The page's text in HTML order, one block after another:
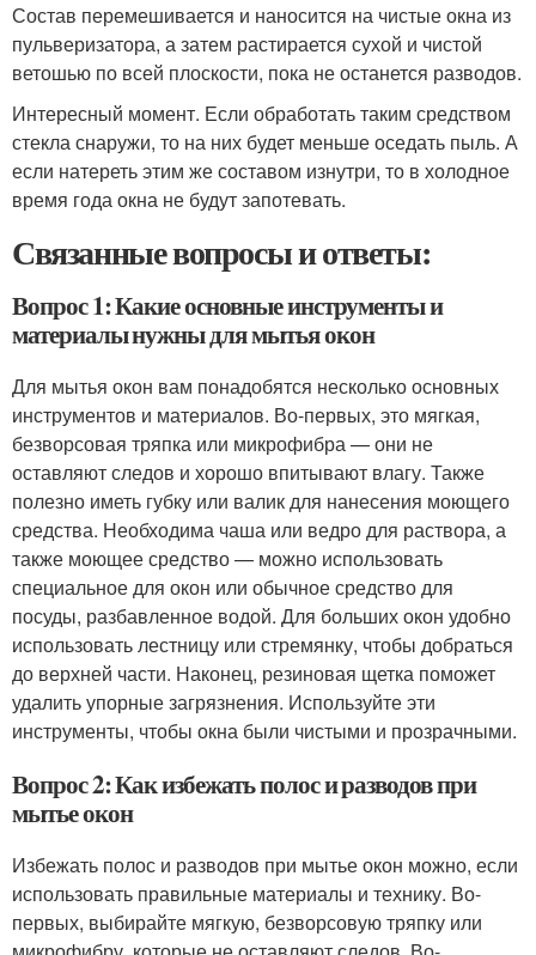
Состав перемешивается и наносится на чистые окна из
пульверизатора, а затем растирается сухой и чистой
ветошью по всей плоскости, пока не останется разводов.
Интересный момент. Если обработать таким средством
стекла снаружи, то на них будет меньше оседать пыль. А
если натереть этим же составом изнутри, то в холодное
время года окна не будут запотевать.
Связанные вопросы и ответы:
Вопрос 1: Какие основные инструменты и
материалы нужны для мытья окон
Для мытья окон вам понадобятся несколько основных
инструментов и материалов. Во-первых, это мягкая,
безворсовая тряпка или микрофибра — они не
оставляют следов и хорошо впитывают влагу. Также
полезно иметь губку или валик для нанесения моющего
средства. Необходима чаша или ведро для раствора, а
также моющее средство — можно использовать
специальное для окон или обычное средство для
посуды, разбавленное водой. Для больших окон удобно
использовать лестницу или стремянку, чтобы добраться
до верхней части. Наконец, резиновая щетка поможет
удалить упорные загрязнения. Используйте эти
инструменты, чтобы окна были чистыми и прозрачными.
Вопрос 2: Как избежать полос и разводов при
мытье окон
Избежать полос и разводов при мытье окон можно, если
использовать правильные материалы и технику. Во-
первых, выбирайте мягкую, безворсовую тряпку или